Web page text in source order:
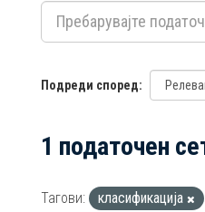
Подреди според
1 податочен
Тагови: класификација